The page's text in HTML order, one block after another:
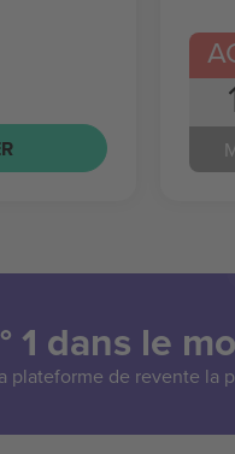
1 dans le
plateforme de revente la